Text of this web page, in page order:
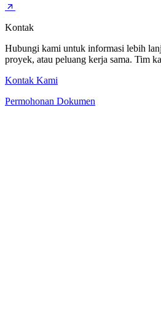
Kontak
Hubungi kami untuk informasi lebih
proyek, atau peluang kerja sama. Tim
Kontak Kami
Permohonan Dokumen